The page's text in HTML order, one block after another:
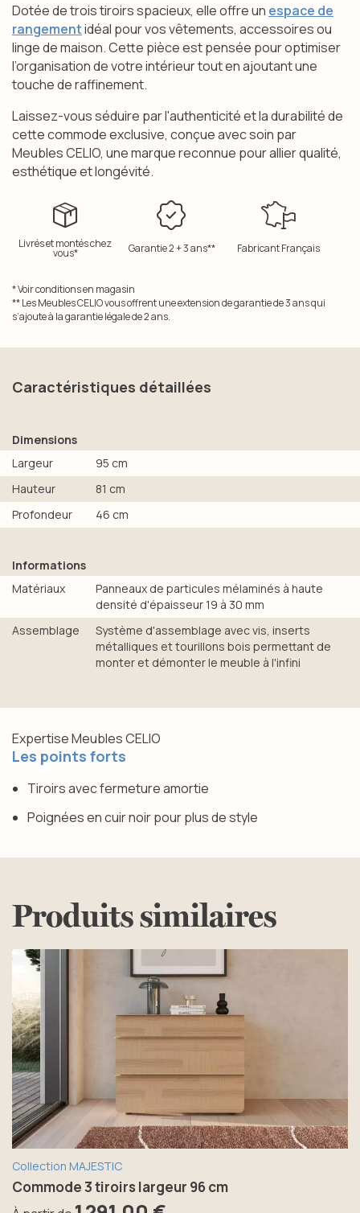
Dotée de trois tiroirs spacieux, elle offre un espace de
rangementidéal pour vos vêtements, accessoires ou
linge de maison. Cette pièce est pensée pour optimiser
l’organisation de votre intérieur tout en ajoutant une
touche de raffinement.
Laissez-vous séduire par l'authenticité et la durabilité de
cette commode exclusive, conçue avec soin par
Meubles CELIO, une marque reconnue pour allier qualité,
esthétique et longévité.
Livrés et montés chez
vous* Garantie 2 + 3 ans** Fabricant Français
* Voir conditions en magasin
** Les Meubles CELIO vous offrent une extension de garantie de 3 ans qui
s’ajoute à la garantie légale de 2 ans.
Caractéristiques détaillées
Dimensions
Largeur
95 cm
Hauteur
81 cm
Profondeur
46 cm
Informations
Matériaux
Panneaux de particules mélaminés à haute
densité d'épaisseur 19 à 30 mm
Assemblage
Système d'assemblage avec vis, inserts
métalliques et tourillons bois permettant de
monter et démonter le meuble à l'infini
Expertise Meubles CELIO
Les points forts
Tiroirs avec fermeture amortie
Poignées en cuir noir pour plus de style
Produits similaires
Collection MAJESTIC
Commode 3 tiroirs largeur 96 cm